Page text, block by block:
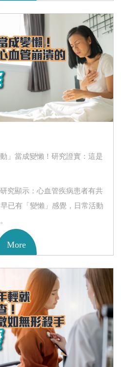
」當成變懶！研究證實：這是
究顯示：心血管疾病患者有共
已有「變懶」感覺，日常活動
More